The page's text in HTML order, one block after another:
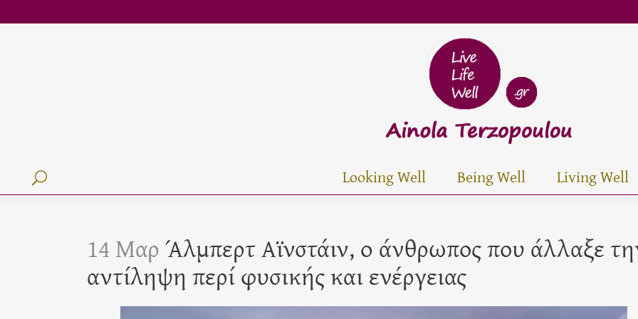
Looking Well Being Well Living Well
14 Μαρ Άλμπερτ Αϊνστάιν, o άνθρωπος που άλλαξε
αντίληψη περί φυσικής και ενέργειας